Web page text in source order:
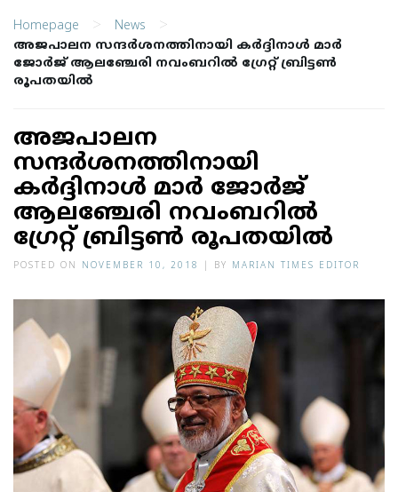
Homepage > News >
അജപാലന സന്ദർശനത്തിനായി കർദ്ദിനാൾ മാർ
ജോർജ് ആലഞ്ചേരി നവംബറിൽ ഗ്രേറ്റ് ബ്രിട്ടൺ
രൂപതയിൽ
അജപാലന
സന്ദർശനത്തിനായി
കർദ്ദിനാൾ മാർ ജോർജ്
ആലഞ്ചേരി നവംബറിൽ
ഗ്രേറ്റ് ബ്രിട്ടൺ രൂപതയിൽ
POSTED ON NOVEMBER 10, 2018 BY MARIAN TIMES EDITOR